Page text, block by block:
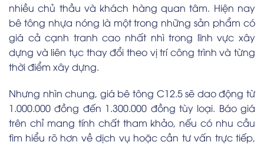
nhiều chủ thầu và khách hàng quan tâm. Hiện nay
bê tông nhựa nóng là một trong những sản phẩm có
giá cả cạnh tranh cao nhất nhì trong lĩnh vực xây
dựng và liên tục thay đổi theo vị trí công trình và từng
thời điểm xây dựng.
Nhưng nhìn chung, giá bê tông C12.5 sẽ dao động từ
1.000.000 đồng đến 1.300.000 đồng tùy loại. Báo giá
trên chỉ mang tính chất tham khảo, nếu có nhu cầu
tìm hiểu rõ hơn về dịch vụ hoặc cần tư vấn trực tiếp,